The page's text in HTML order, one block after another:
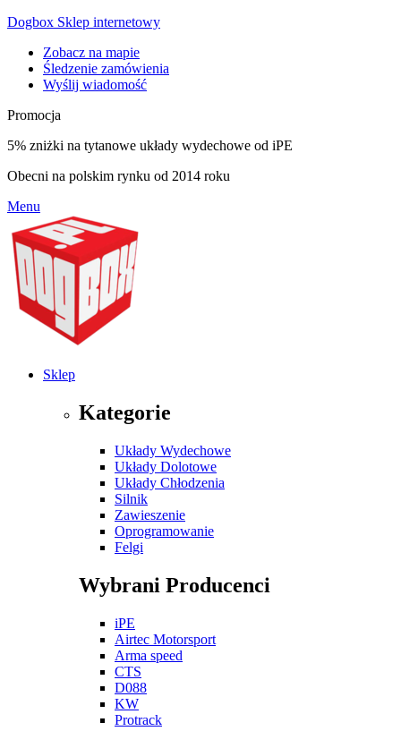
Dogbox Sklep internetowy
Zobacz na mapie
Śledzenie zamówienia
Wyślij wiadomość
Promocja
5% zniżki na tytanowe układy wydechowe od iPE
Obecni na polskim rynku od 2014 roku
Menu
Sklep
Kategorie
Układy Wydechowe
Układy Dolotowe
Układy Chłodzenia
Silnik
Zawieszenie
Oprogramowanie
Felgi
Wybrani Producenci
iPE
Airtec Motorsport
Arma speed
CTS
D088
KW
Protrack